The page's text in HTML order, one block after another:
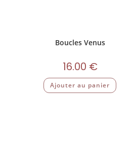
Boucles Venus
16.00 €
Ajouter au panier